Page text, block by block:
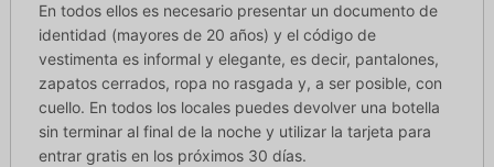
En todos ellos es necesario presentar un documento de
identidad (mayores de 20 años) y el código de
vestimenta es informal y elegante, es decir, pantalones,
zapatos cerrados, ropa no rasgada y, a ser posible, con
cuello. En todos los locales puedes devolver una botella
sin terminar al final de la noche y utilizar la tarjeta para
entrar gratis en los próximos 30 días.